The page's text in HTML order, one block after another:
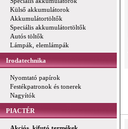
Külső akkumulátorok
Akkumulátortöltők
Speciális akkumulátortöltők
Autós töltők
Lámpák, elemlámpák
Irodatechnika
Nyomtató papírok
Festékpatronok és tonerek
Nagyítók
PIACTÉR